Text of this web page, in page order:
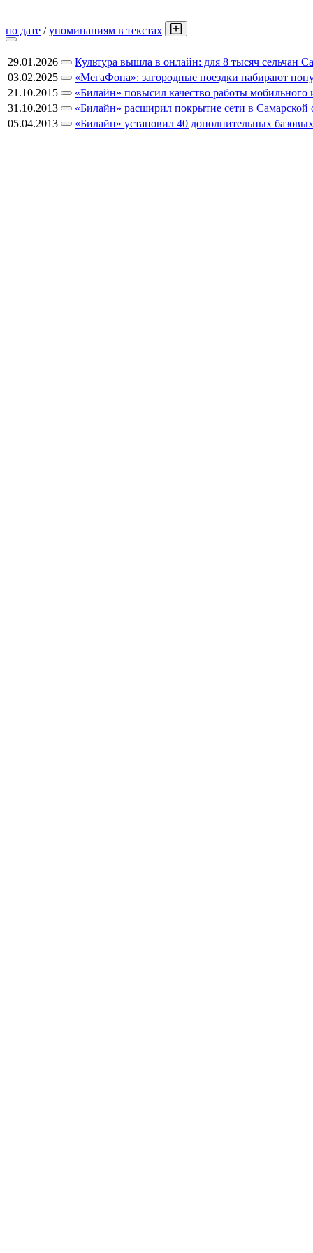
по дате /упоминаниям в текстах
29.01.2026
Культура вышла в онлайн: для 8 тысяч сельчан
03.02.2025
«МегаФона»: загородные поездки набирают
21.10.2015
«Билайн» повысил качество работы мобильного
31.10.2013
«Билайн» расширил покрытие сети в Самарской
05.04.2013
«Билайн» установил 40 дополнительных